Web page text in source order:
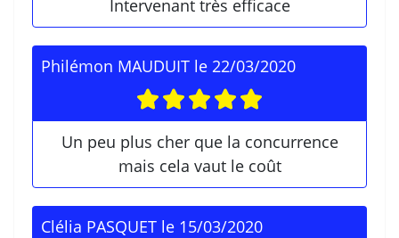
Intervenant très efficace
Philémon MAUDUIT le 22/03/2020
Un peu plus cher que la concurrence
mais cela vaut le coût
Clélia PASQUET le 15/03/2020